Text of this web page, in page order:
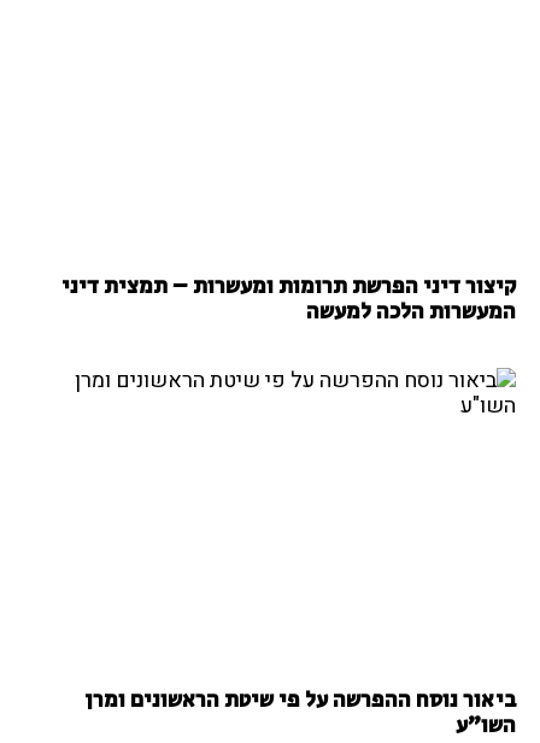
קיצור דיני הפרשת תרומות ומעשרות – תמצית דיני
המעשרות הלכה למעשה
ביאור נוסח ההפרשה על פי שיטת הראשונים ומרן
השו"ע